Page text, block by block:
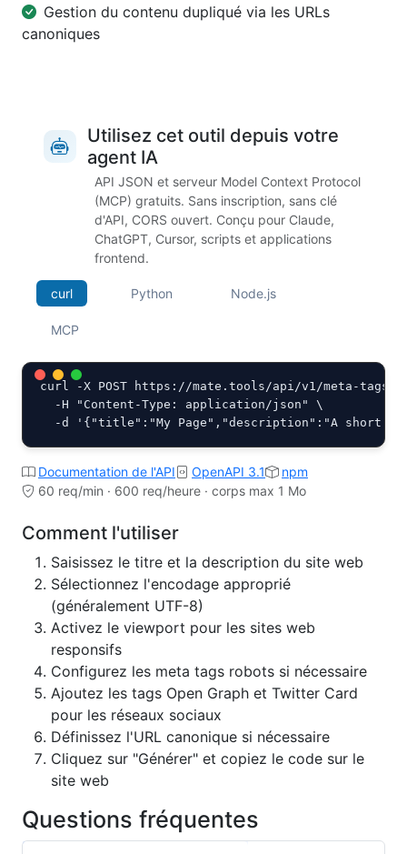
Gestion du contenu dupliqué via les URLs
canoniques
Utilisez cet outil depuis votre
agent IA
API JSON et serveur Model Context Protocol
(MCP) gratuits. Sans inscription, sans clé
d'API, CORS ouvert. Conçu pour Claude,
ChatGPT, Cursor, scripts et applications
frontend.
curl Python Node.js
MCP
curl -X POST https://mate.tools/api/v1/meta-tags-
  -H "Content-Type: application/json" \
-d '{"title":"My Page","description":"A short
Documentation de l'API OpenAPI 3.1
npm
60 req/min · 600 req/heure · corps max 1 Mo
Comment l'utiliser
Saisissez le titre et la description du site web
Sélectionnez l'encodage approprié
(généralement UTF-8)
Activez le viewport pour les sites web
responsifs
Configurez les meta tags robots si nécessaire
Ajoutez les tags Open Graph et Twitter Card
pour les réseaux sociaux
Définissez l'URL canonique si nécessaire
Cliquez sur "Générer" et copiez le code sur le
site web
Questions fréquentes